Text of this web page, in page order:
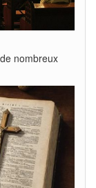
nombreux